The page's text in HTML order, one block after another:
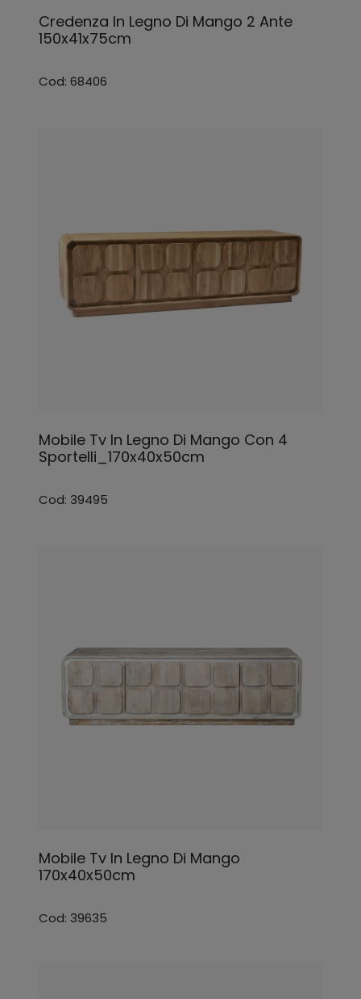
Credenza In Legno Di Mango 2 Ante
150x41x75cm
Cod: 68406
Mobile Tv In Legno Di Mango Con 4
Sportelli_170x40x50cm
Cod: 39495
Mobile Tv In Legno Di Mango
170x40x50cm
Cod: 39635